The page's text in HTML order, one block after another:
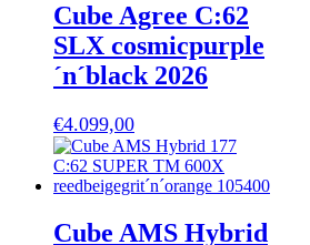
Cube Agree C:62
SLX cosmicpurple
´n´black 2026
€4.099,00
Cube AMS Hybrid